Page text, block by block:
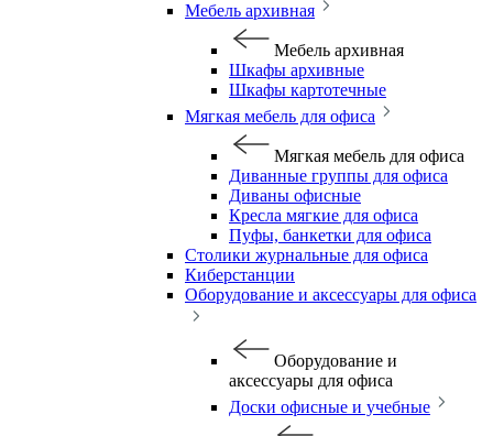
Мебель архивная
Мебель архивная
Шкафы архивные
Шкафы картотечные
Мягкая мебель для офиса
Мягкая мебель для офиса
Диванные группы для офиса
Диваны офисные
Кресла мягкие для офиса
Пуфы, банкетки для офиса
Столики журнальные для офиса
Киберстанции
Оборудование и аксессуары для офиса
Оборудование и
аксессуары для офиса
Доски офисные и учебные